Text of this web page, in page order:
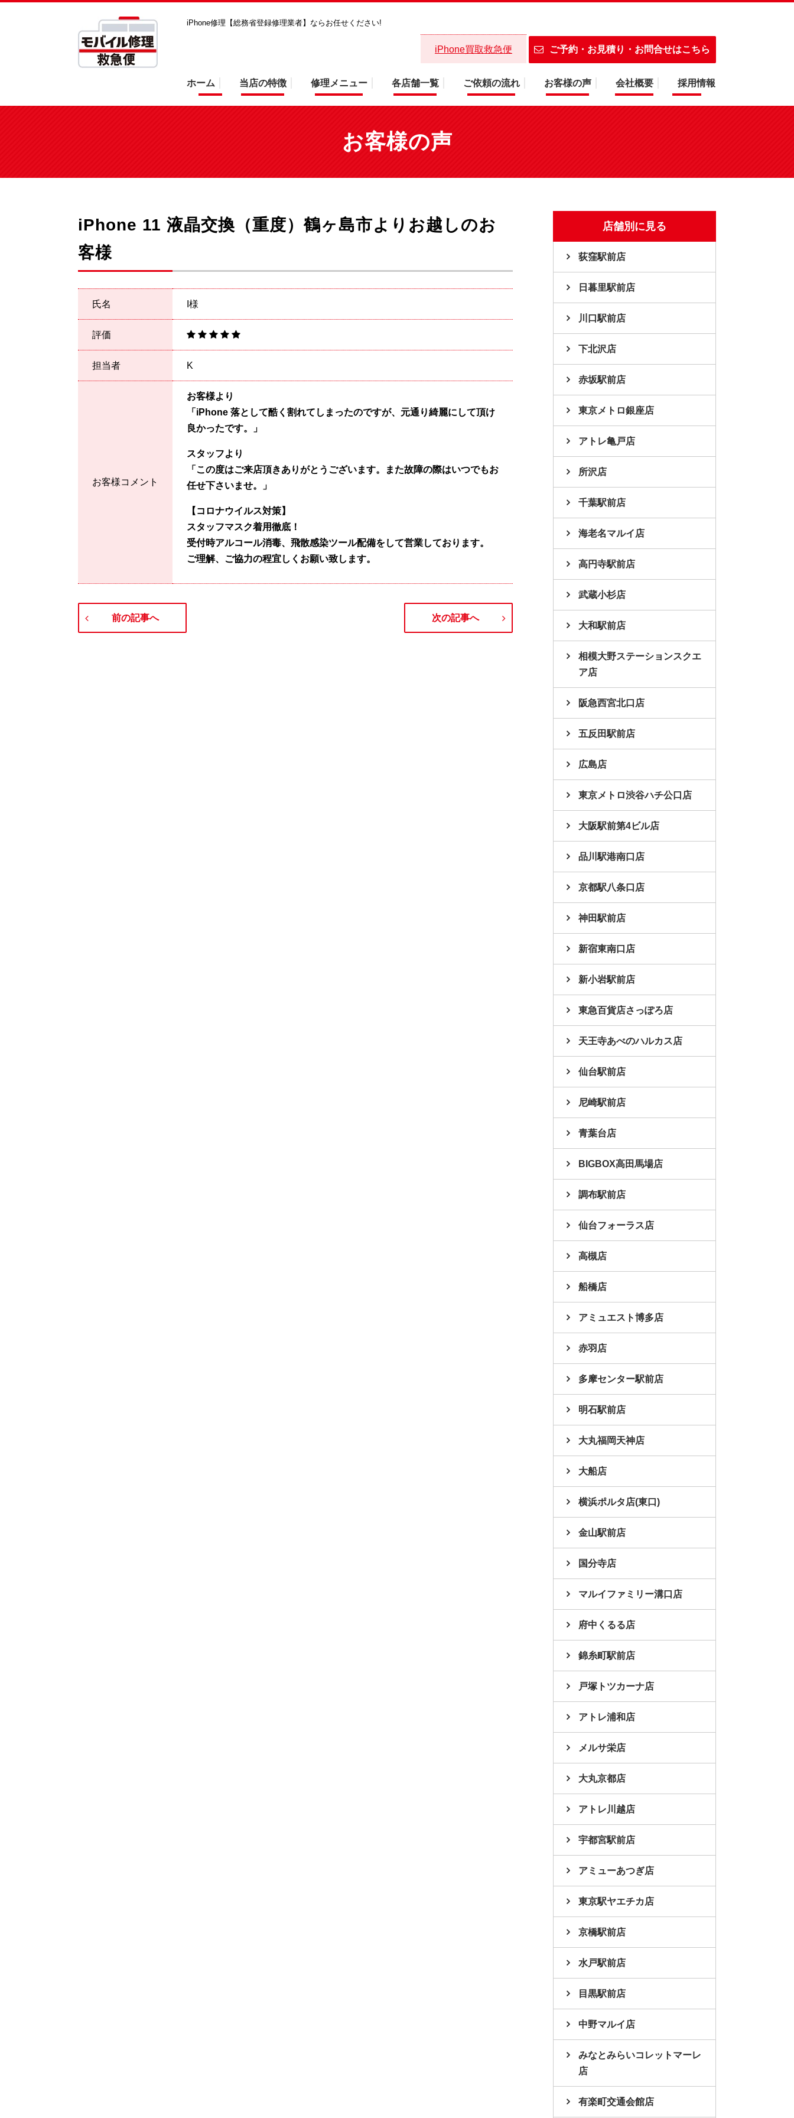
iPhone修理【総務省登録修理業者】ならお任せください!
iPhone買取救急便 ご予約・お見積り・お問合せはこちら
ホーム 当店の特徴 修理メニュー 各店舗一覧 ご依頼の流れ お客様の声 会社概要 採用情報
お客様の声
iPhone 11 液晶交換（重度）鶴ヶ島市よりお越しのお
客様
氏名 I様
評価
担当者 K
お客様コメント
お客様より
「iPhone 落として酷く割れてしまったのですが、元通り綺麗にして頂け
良かったです。 」
スタッフより
「この度はご来店頂きありがとうございます。また故障の際はいつでもお
任せ下さいませ。
」
【コロナウイルス対策】
スタッフマスク着用徹底！
受付時アルコール消毒、飛散感染ツール配備をして営業しております。
ご理解、ご協力の程宜しくお願い致します。
前の記事へ 次の記事へ
店舗別に見る
荻窪駅前店
日暮里駅前店
川口駅前店
下北沢店
赤坂駅前店
東京メトロ銀座店
アトレ亀戸店
所沢店
千葉駅前店
海老名マルイ店
高円寺駅前店
武蔵小杉店
大和駅前店
相模大野ステーションスクエ
ア店
阪急西宮北口店
五反田駅前店
広島店
東京メトロ渋谷ハチ公口店
大阪駅前第4ビル店
品川駅港南口店
京都駅八条口店
神田駅前店
新宿東南口店
新小岩駅前店
東急百貨店さっぽろ店
天王寺あべのハルカス店
仙台駅前店
尼崎駅前店
青葉台店
BIGBOX高田馬場店
調布駅前店
仙台フォーラス店
高槻店
船橋店
アミュエスト博多店
赤羽店
多摩センター駅前店
明石駅前店
大丸福岡天神店
大船店
横浜ポルタ店(東口)
金山駅前店
国分寺店
マルイファミリー溝口店
府中くるる店
錦糸町駅前店
戸塚トツカーナ店
アトレ浦和店
メルサ栄店
大丸京都店
アトレ川越店
宇都宮駅前店
アミューあつぎ店
東京駅ヤエチカ店
京橋駅前店
水戸駅前店
目黒駅前店
中野マルイ店
みなとみらいコレットマーレ
店
有楽町交通会館店